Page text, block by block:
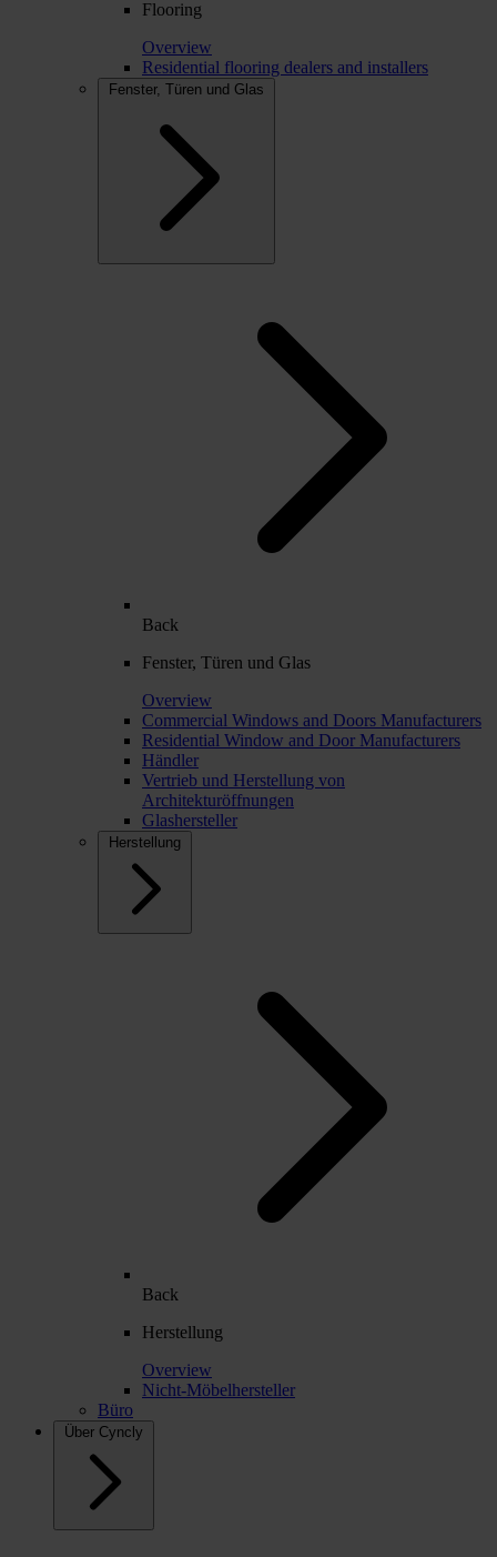
Flooring
Overview
Residential flooring dealers and installers
Fenster, Türen und Glas
Back
Fenster, Türen und Glas
Overview
Commercial Windows and Doors Manufacturers
Residential Window and Door Manufacturers
Händler
Vertrieb und Herstellung von
Architekturöffnungen
Glashersteller
Herstellung
Back
Herstellung
Overview
Nicht-Möbelhersteller
Büro
Über Cyncly